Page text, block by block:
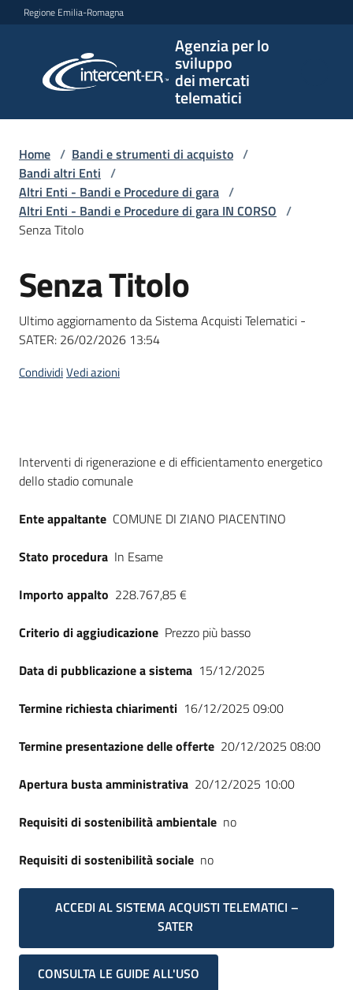
Vai al contenuto
Vai alla navigazione
Vai al footer
Regione Emilia-Romagna
Agenzia per lo
sviluppo
dei mercati
telematici
per lo
sviluppo
telematici
L'Agenzia
Bandi
strumenti
di
acquisto
Piattaforme
telematiche
English
Seguici
su
Home / Bandi e strumenti di acquisto /
Bandi altri Enti /
Altri Enti - Bandi e Procedure di gara /
Altri Enti - Bandi e Procedure di gara IN CORSO /
Senza Titolo
Salta al contenuto
Senza Titolo
Ultimo aggiornamento da Sistema Acquisti Telematici -
SATER: 26/02/2026 13:54
CondividiVedi azioni
Dati del bando
Interventi di rigenerazione e di efficientamento energetico
dello stadio comunale
Ente appaltante COMUNE DI ZIANO PIACENTINO
Stato procedura In Esame
Importo appalto 228.767,85 €
Criterio di aggiudicazione Prezzo più basso
Data di pubblicazione a sistema 15/12/2025
Termine richiesta chiarimenti 16/12/2025 09:00
Termine presentazione delle offerte 20/12/2025 08:00
Apertura busta amministrativa 20/12/2025 10:00
Requisiti di sostenibilità ambientale no
Requisiti di sostenibilità sociale no
ACCEDI AL SISTEMA ACQUISTI TELEMATICI –
SATER
CONSULTA LE GUIDE ALL'USO